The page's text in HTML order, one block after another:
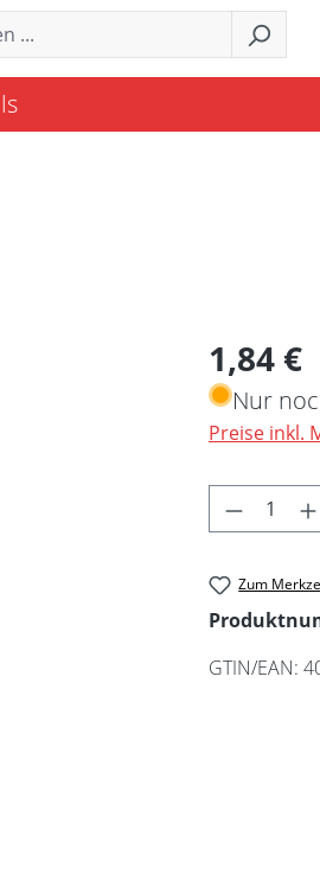
Regulärer
1,84 €
Nur
Preise inkl.
Zum
GTIN/EAN: